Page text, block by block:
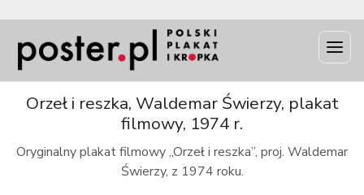
Orzeł i reszka, Waldemar Świerzy, plakat
filmowy, 1974 r.
Oryginalny plakat filmowy „Orzeł i reszka”, proj. Waldemar
Świerzy, z 1974 roku.